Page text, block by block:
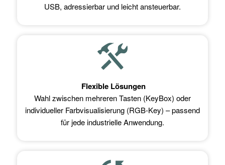
USB, adressierbar und leicht ansteuerbar.
Flexible Lösungen
Wahl zwischen mehreren Tasten (KeyBox) oder
individueller Farbvisualisierung (RGB-Key) – passend
für jede industrielle Anwendung.